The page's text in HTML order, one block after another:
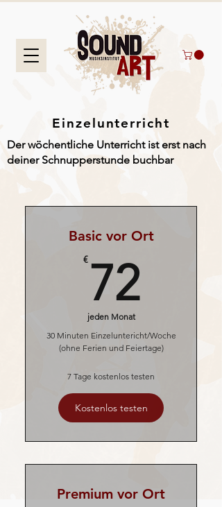
Einzelunterricht
Der wöchentliche Unterricht ist erst nach
deiner Schnupperstunde buchbar
Basic vor Ort
€ 7272€
jeden Monat
30 Minuten Einzeluntericht/Woche
(ohne Ferien und Feiertage)
7 Tage kostenlos testen
Kostenlos testen
Premium vor Ort